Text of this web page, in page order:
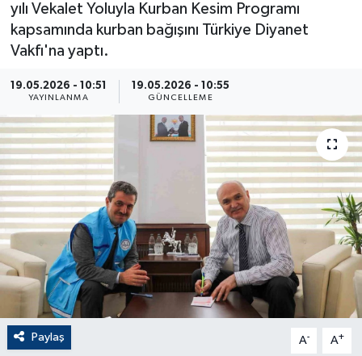
yılı Vekalet Yoluyla Kurban Kesim Programı
kapsamında kurban bağışını Türkiye Diyanet
Vakfı'na yaptı.
19.05.2026 - 10:51
YAYINLANMA
19.05.2026 - 10:55
GÜNCELLEME
Paylaş A- A+
Advertising news
Canlı Maç
ÇEVRE
Dış Haberler
Dünya
EĞİTİM
EKONOMİ
English News
Finans
Haber Arşivi